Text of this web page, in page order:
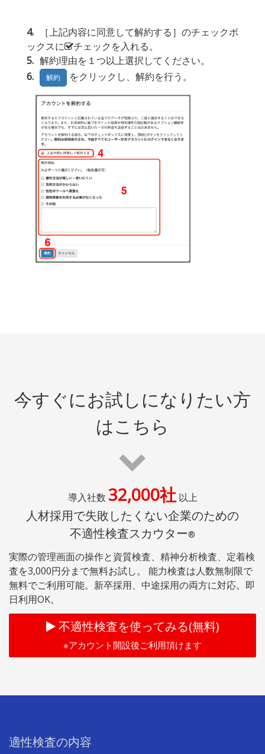
4
［上記内容に同意して解約する］のチェックボ
ックスに
チェックを入れる。
5 解約理由を１つ以上選択してください。
6
解約 をクリックし、解約を行う。
今すぐにお試しになりたい方
はこちら
導入社数 32,000社以上
人材採用で失敗したくない企業のための
不適性検査スカウター®
実際の管理画面の操作と資質検査、精神分析検査、定着検
査を3,000円分まで無料お試し。 能力検査は人数無制限で
無料でご利用可能。新卒採用、中途採用の両方に対応。即
日利用OK。
不適性検査を使ってみる(無料)
※アカウント開設後ご利用頂けます
適性検査の内容